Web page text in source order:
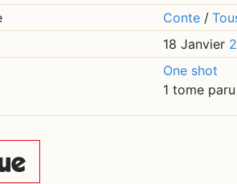
Conte /
18 Janvier
One shot
1 tome paru